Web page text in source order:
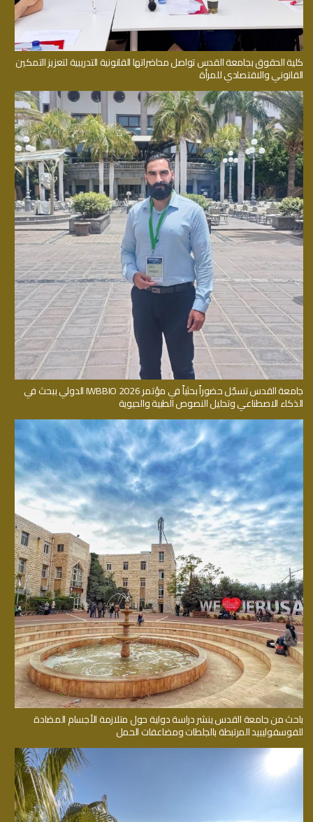
كلية الحقوق بجامعة القدس تواصل محاضراتها القانونية التدريبية لتعزيز التمكين
القانوني والاقتصادي للمرأة
جامعة القدس تسجّل حضوراً بحثياً في مؤتمر IWBBIO 2026 الدولي ببحث في
الذكاء الاصطناعي وتحليل النصوص الطبية والحيوية
باحث من جامعة القدس ينشر دراسة دولية حول متلازمة الأجسام المضادة
للفوسفوليبيد المرتبطة بالجلطات ومضاعفات الحمل